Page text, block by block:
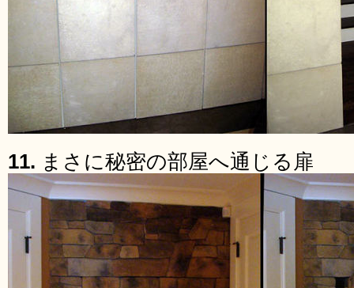
11. まさに秘密の部屋へ通じる扉